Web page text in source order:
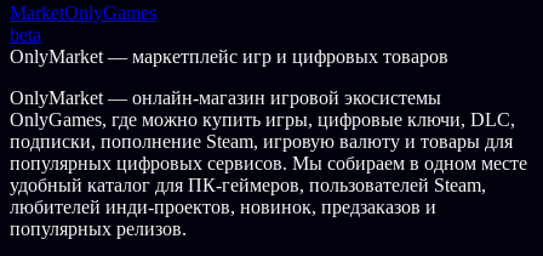
MarketOnlyGames
beta
OnlyMarket — маркетплейс игр и цифровых товаров
OnlyMarket — онлайн-магазин игровой экосистемы
OnlyGames, где можно купить игры, цифровые ключи, DLC,
подписки, пополнение Steam, игровую валюту и товары для
популярных цифровых сервисов. Мы собираем в одном месте
удобный каталог для ПК-геймеров, пользователей Steam,
любителей инди-проектов, новинок, предзаказов и
популярных релизов.